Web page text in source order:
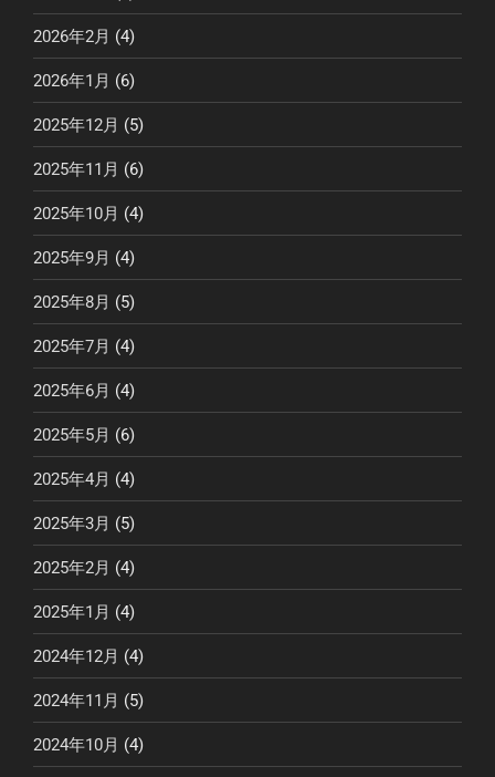
2026年2月 (4)
2026年1月 (6)
2025年12月 (5)
2025年11月 (6)
2025年10月 (4)
2025年9月 (4)
2025年8月 (5)
2025年7月 (4)
2025年6月 (4)
2025年5月 (6)
2025年4月 (4)
2025年3月 (5)
2025年2月 (4)
2025年1月 (4)
2024年12月 (4)
2024年11月 (5)
2024年10月 (4)